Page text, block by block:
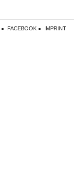
FACEBOOK IMPRINT